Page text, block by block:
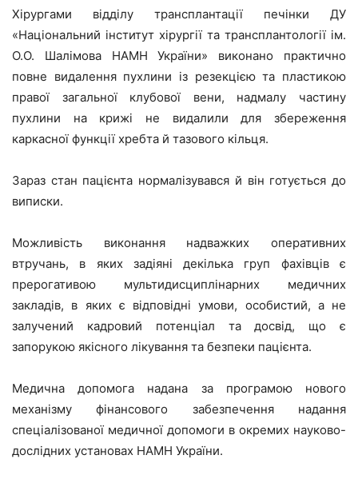
Хірургами відділу трансплантації печінки ДУ
«Національний інститут хірургії та трансплантології ім.
О.О. Шалімова НАМН України» виконано практично
повне видалення пухлини із резекцією та пластикою
правої загальної клубової вени, надмалу частину
пухлини на крижі не видалили для збереження
каркасної функції хребта й тазового кільця.
Зараз стан пацієнта нормалізувався й він готується до
виписки.
Можливість виконання надважких оперативних
втручань, в яких задіяні декілька груп фахівців є
прерогативою мультидисциплінарних медичних
закладів, в яких є відповідні умови, особистий, а не
залучений кадровий потенціал та досвід, що є
запорукою якісного лікування та безпеки пацієнта.
Медична допомога надана за програмою нового
механізму фінансового забезпечення надання
спеціалізованої медичної допомоги в окремих науково-
дослідних установах НАМН України.